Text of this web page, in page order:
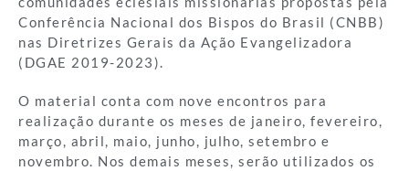
Conferência Nacional dos Bispos do Brasil (CNBB)
nas Diretrizes Gerais da Ação Evangelizadora
(DGAE 2019-2023).
O material conta com nove encontros para
realização durante os meses de janeiro, fevereiro,
março, abril, maio, junho, julho, setembro e
novembro. Nos demais meses, serão utilizados os